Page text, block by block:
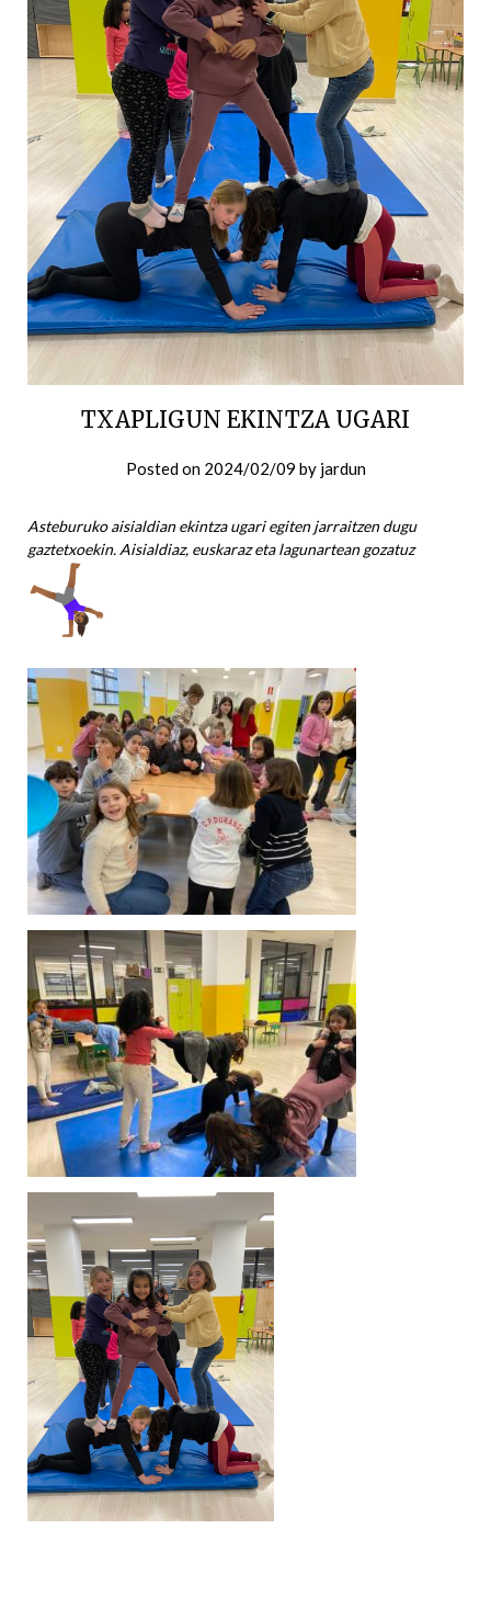
TXAPLIGUN EKINTZA UGARI
Posted on 2024/02/09 by jardun
Asteburuko aisialdian ekintza ugari egiten jarraitzen dugu
gaztetxoekin. Aisialdiaz, euskaraz eta lagunartean gozatuz